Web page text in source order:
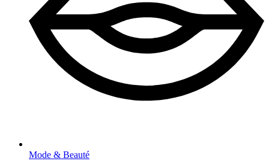
Mode & Beauté